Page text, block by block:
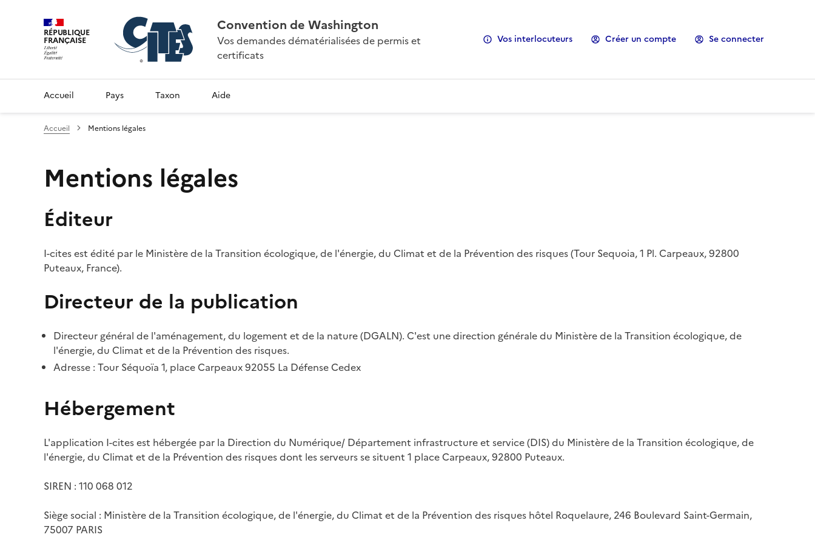
RÉPUBLIQUE
FRANÇAISE
Convention de Washington
Vos demandes dématérialisées de permis et
certificats
Vos interlocuteurs Créer un compte Se connecter
Accueil Pays Taxon Aide
Accueil Mentions légales
Mentions légales
Éditeur
I-cites est édité par le Ministère de la Transition écologique, de l'énergie, du Climat et de la Prévention des risques (Tour Sequoia, 1 Pl. Carpeaux, 92800
Puteaux, France).
Directeur de la publication
Directeur général de l'aménagement, du logement et de la nature (DGALN). C'est une direction générale du Ministère de la Transition écologique, de
l'énergie, du Climat et de la Prévention des risques.
Adresse : Tour Séquoïa 1, place Carpeaux 92055 La Défense Cedex
Hébergement
L'application I-cites est hébergée par la Direction du Numérique/ Département infrastructure et service (DIS) du Ministère de la Transition écologique, de
l'énergie, du Climat et de la Prévention des risques dont les serveurs se situent 1 place Carpeaux, 92800 Puteaux.
SIREN : 110 068 012
Siège social : Ministère de la Transition écologique, de l'énergie, du Climat et de la Prévention des risques hôtel Roquelaure, 246 Boulevard Saint-Germain,
75007 PARIS